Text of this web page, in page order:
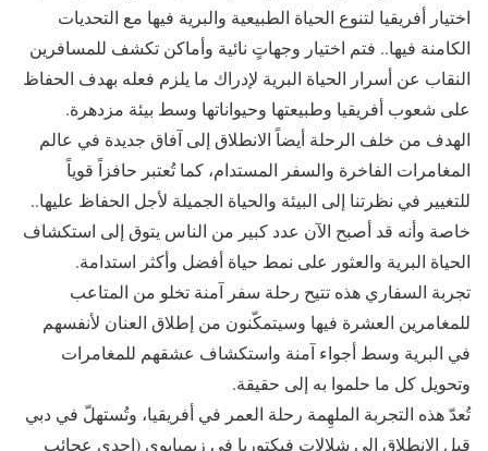
اختيار أفريقيا لتنوع الحياة الطبيعية والبرية فيها مع التحديات
الكامنة فيها.. فتم اختيار وجهاتٍ نائية وأماكن تكشف للمسافرين
النقاب عن أسرار الحياة البرية لإدراك ما يلزم فعله بهدف الحفاظ
على شعوب أفريقيا وطبيعتها وحيواناتها وسط بيئة مزدهرة.
الهدف من خلف الرحلة أيضاً الانطلاق إلى آفاق جديدة في عالم
المغامرات الفاخرة والسفر المستدام، كما تُعتبر حافزاً قوياً
للتغيير في نظرتنا إلى البيئة والحياة الجميلة لأجل الحفاظ عليها..
خاصة وأنه قد أصبح الآن عدد كبير من الناس يتوق إلى استكشاف
الحياة البرية والعثور على نمط حياة أفضل وأكثر استدامة.
تجربة السفاري هذه تتيح رحلة سفر آمنة تخلو من المتاعب
للمغامرين العشرة فيها وسيتمكّنون من إطلاق العنان لأنفسهم
في البرية وسط أجواء آمنة واستكشاف عشقهم للمغامرات
وتحويل كل ما حلموا به إلى حقيقة.
تُعدّ هذه التجربة الملهِمة رحلة العمر في أفريقيا، وتُستهلّ في دبي
قبل الانطلاق إلى شلالات فيكتوريا في زيمبابوي (إحدى عجائب